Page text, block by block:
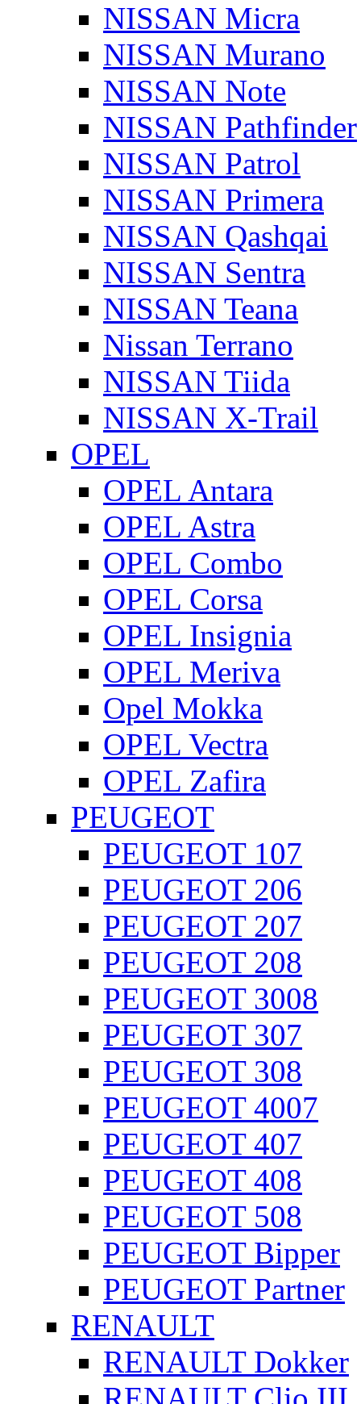
NISSAN Micra
NISSAN Murano
NISSAN Note
NISSAN Pathfinder
NISSAN Patrol
NISSAN Primera
NISSAN Qashqai
NISSAN Sentra
NISSAN Teana
Nissan Terrano
NISSAN Tiida
NISSAN X-Trail
OPEL
OPEL Antara
OPEL Astra
OPEL Combo
OPEL Corsa
OPEL Insignia
OPEL Meriva
Opel Mokka
OPEL Vectra
OPEL Zafira
PEUGEOT
PEUGEOT 107
PEUGEOT 206
PEUGEOT 207
PEUGEOT 208
PEUGEOT 3008
PEUGEOT 307
PEUGEOT 308
PEUGEOT 4007
PEUGEOT 407
PEUGEOT 408
PEUGEOT 508
PEUGEOT Bipper
PEUGEOT Partner
RENAULT
RENAULT Dokker